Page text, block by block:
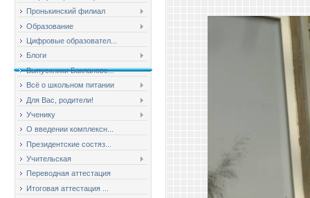
Пронькинский филиал
Образование
Цифровые образовател...
Блоги
Выпускники Баклановс...
Всё о школьном питании
Для Вас, родители!
Ученику
О введении комплексн...
Президентские состяз...
Учительская
Переводная аттестация
Итоговая аттестация ...